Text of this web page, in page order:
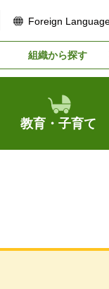
Foreign
組織から探す
教育・子育て